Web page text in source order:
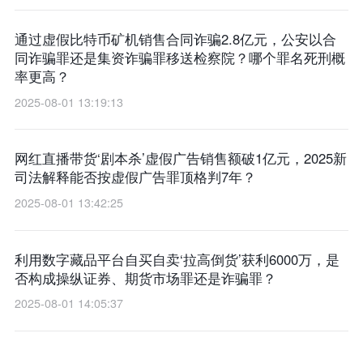
通过虚假比特币矿机销售合同诈骗2.8亿元，公安以合
同诈骗罪还是集资诈骗罪移送检察院？哪个罪名死刑概
率更高？
2025-08-01 13:19:13
网红直播带货‘剧本杀’虚假广告销售额破1亿元，2025新
司法解释能否按虚假广告罪顶格判7年？
2025-08-01 13:42:25
利用数字藏品平台自买自卖‘拉高倒货’获利6000万，是
否构成操纵证券、期货市场罪还是诈骗罪？
2025-08-01 14:05:37